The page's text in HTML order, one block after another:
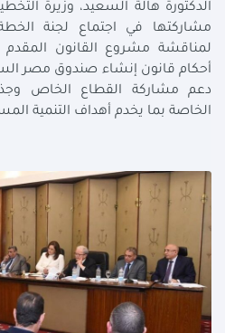
الدكتورة هالة السعيد، وزيرة
مشاركتها في اجتماع لجنة
لمناقشة مشروع القانون
أحكام قانون إنشاء صندوق مصر
دعم مشاركة القطاع الخاص
الخاصة بما يخدم أهداف التنمية